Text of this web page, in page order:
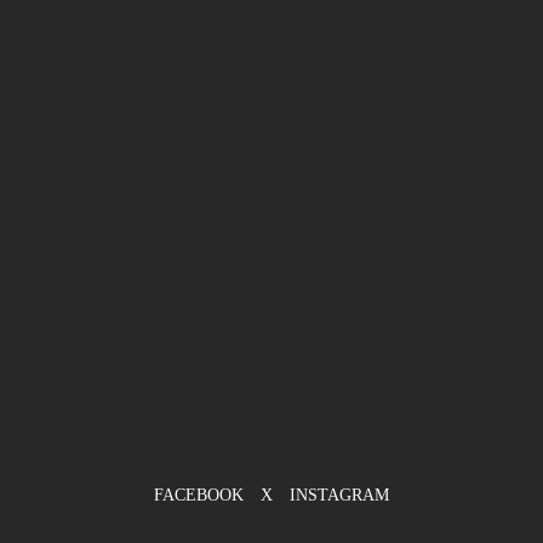
FACEBOOK X INSTAGRAM